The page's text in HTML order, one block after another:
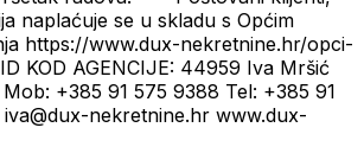
naplaćuje se u skladu s Općim
https://www.dux-nekretnine.hr/opci-
KOD AGENCIJE: 44959 Iva Mršić
+385 91 575 9388 Tel: +385 91
nekretnine.hr www.dux-